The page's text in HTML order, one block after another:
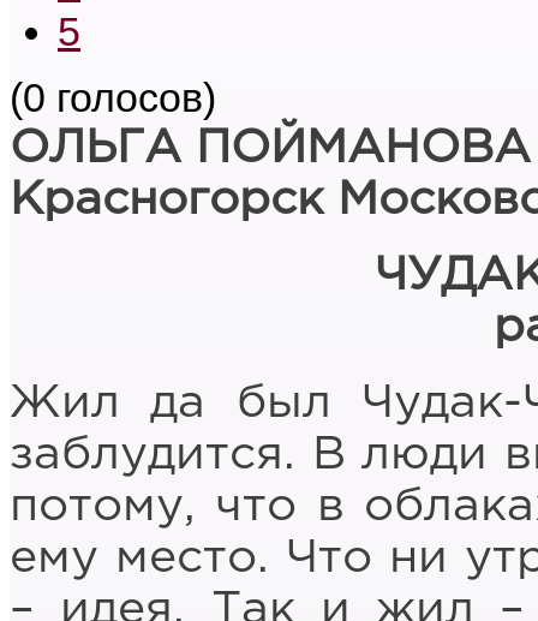
5
(0 голосов)
ОЛЬГА ПОЙМАНОВА
Красногорск
Жил да был Чудак-
заблудится. В люди
потому, что в
ему место. Что ни
– идея. Так и жил –